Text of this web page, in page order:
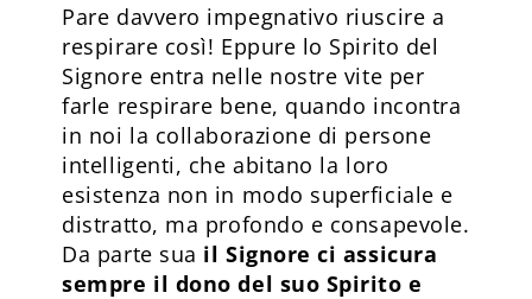
Pare davvero impegnativo riuscire a
respirare così! Eppure lo Spirito del
Signore entra nelle nostre vite per
farle respirare bene, quando incontra
in noi la collaborazione di persone
intelligenti, che abitano la loro
esistenza non in modo superficiale e
distratto, ma profondo e consapevole.
Da parte sua il Signore ci assicura
sempre il dono del suo Spirito e